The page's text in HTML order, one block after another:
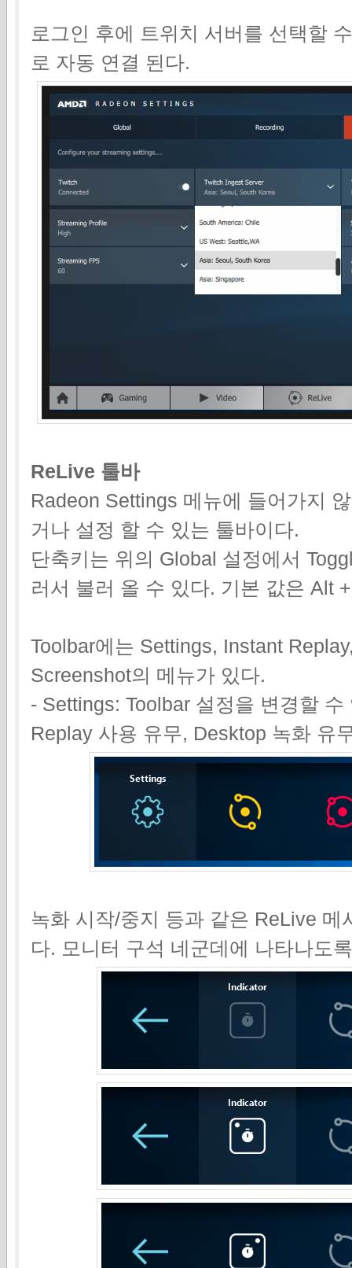
로그인 후에 트위치 서버를 선택할
로 자동 연결 된다.
ReLive 툴바
Radeon Settings 메뉴에 들어가지
거나 설정 할 수 있는 툴바이다.
단축키는 위의 Global 설정에서
러서 불러 올 수 있다. 기본 값은 Alt
Toolbar에는 Settings, Instant
Screenshot의 메뉴가 있다.
- Settings: Toolbar 설정을 변경할
Replay 사용 유무, Desktop 녹화 유
녹화 시작/중지 등과 같은 ReLive
다. 모니터 구석 네군데에 나타나도